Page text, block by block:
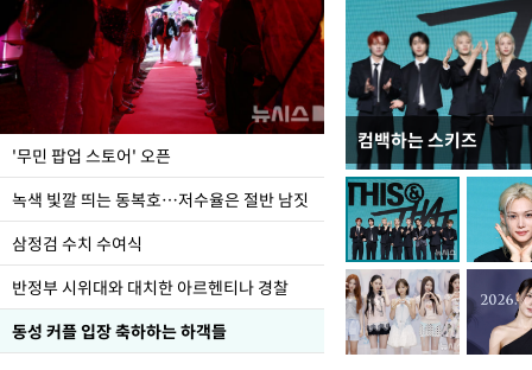
'무민 팝업 스토어' 오픈
녹색 빛깔 띄는 동복호…저수율은 절반 남짓
삼정검 수치 수여식
반정부 시위대와 대치한 아르헨티나 경찰
동성 커플 입장 축하하는 하객들
컴백하는 스키즈
지석천 뒤덮은 개구리